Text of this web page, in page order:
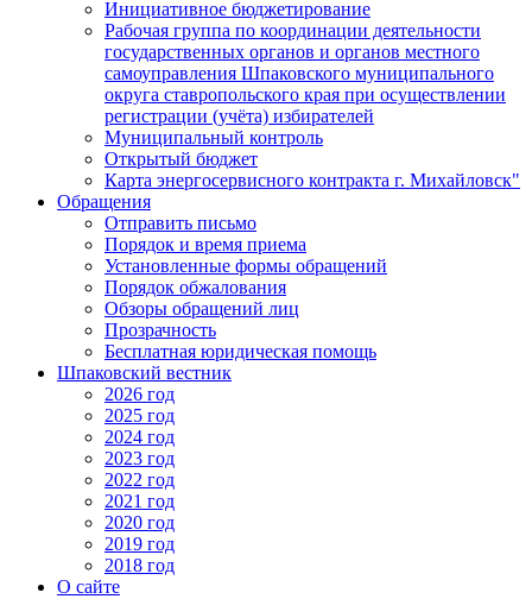
Инициативное бюджетирование
Рабочая группа по координации деятельности
государственных органов и органов местного
самоуправления Шпаковского муниципального
округа ставропольского края при осуществлении
регистрации (учёта) избирателей
Муниципальный контроль
Открытый бюджет
Карта энергосервисного контракта г. Михайловск"
Обращения
Отправить письмо
Порядок и время приема
Установленные формы обращений
Порядок обжалования
Обзоры обращений лиц
Прозрачность
Бесплатная юридическая помощь
Шпаковский вестник
2026 год
2025 год
2024 год
2023 год
2022 год
2021 год
2020 год
2019 год
2018 год
О сайте